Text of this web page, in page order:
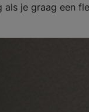
als je graag een